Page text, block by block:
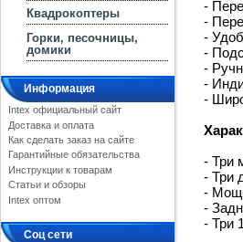
Квадрокоптеры
Горки, песочницы,
домики
Информация
Intex официальный сайт
Доставка и оплата
Как сделать заказ на сайте
Гарантийные обязательства
Инструкции к товарам
Статьи и обзоры
Intex оптом
Соц сети
-
-
-
-
-
-
-
- Три
- Три
-
-
- Три